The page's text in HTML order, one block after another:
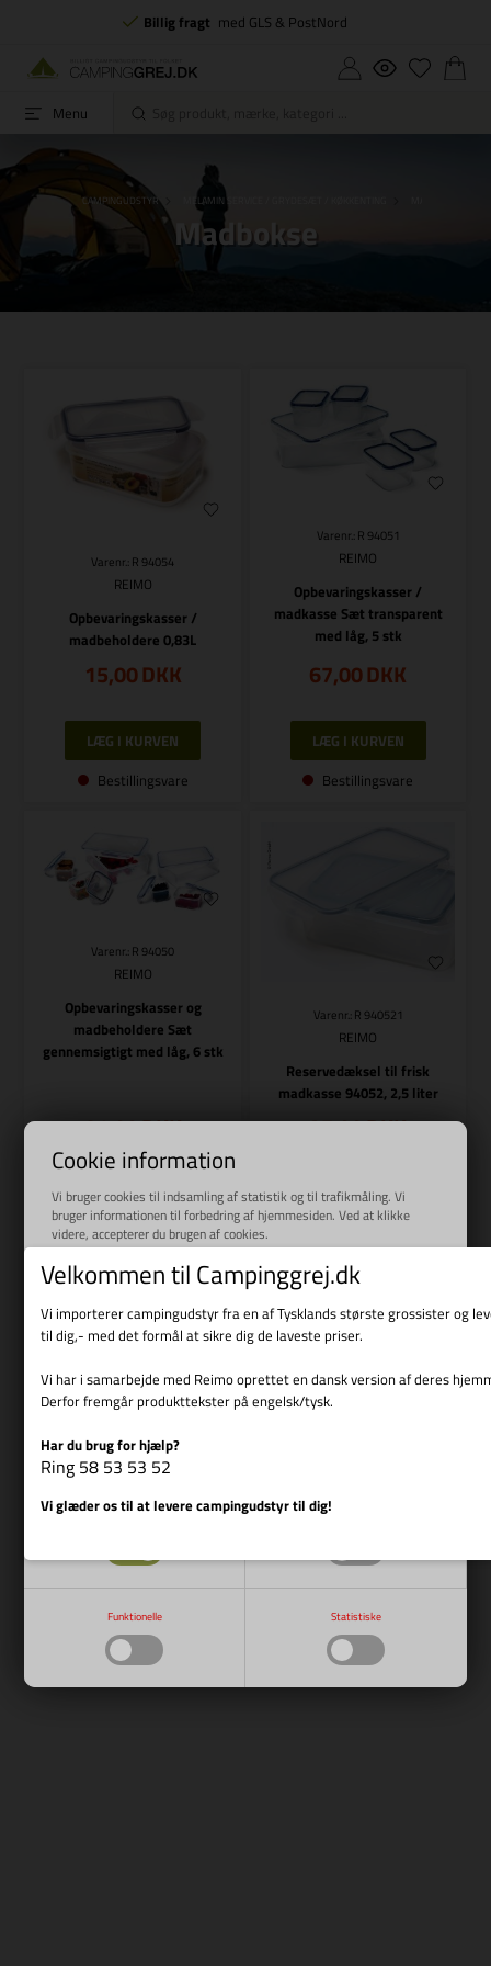
Cookie information
Vi bruger cookies til indsamling af statistik og til trafikmåling. Vi
bruger informationen til forbedring af hjemmesiden. Ved at klikke
videre, accepterer du brugen af cookies.
Læs mere
Nødvendige Markedsføring
Funktionelle Statistiske
Billig fragt med GLS & PostNord
Menu
FORSIDE CAMPINGUDSTYR MELAMIN SERVICE / GRYDESÆT / KØKKENTING
Madbokse
Varenr.: R 94054
REIMO
Opbevaringskasser /
madbeholdere 0,83L
15,00DKK
Bestillingsvare
Varenr.: R 94051
REIMO
Opbevaringskasser /
madkasse Sæt transparent
med låg, 5 stk
67,00DKK
Bestillingsvare
Varenr.: R 94050
REIMO
Opbevaringskasser og
madbeholdere Sæt
gennemsigtigt med låg, 6 stk
81,00DKK
Bestillingsvare
Varenr.: R 940521
REIMO
Reservedæksel til frisk
madkasse 94052, 2,5 liter
27,00DKK
Velkommen til Campinggrej.dk
Vi importerer campingudstyr fra en af Tysklands største grossister og
til dig,- med det formål at sikre dig de laveste priser.
Vi har i samarbejde med Reimo oprettet en dansk version af deres
Derfor fremgår produkttekster på engelsk/tysk.
Har du brug for hjælp?
Ring 58 53 53 52
Vi glæder os til at levere campingudstyr til dig!